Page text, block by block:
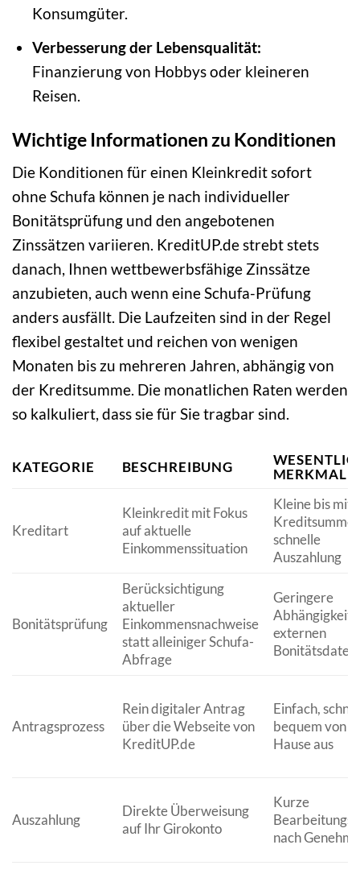
Konsumgüter.
Verbesserung der Lebensqualität:
Finanzierung von Hobbys oder kleineren
Reisen.
Wichtige Informationen zu Konditionen
Die Konditionen für einen Kleinkredit sofort
ohne Schufa können je nach individueller
Bonitätsprüfung und den angebotenen
Zinssätzen variieren. KreditUP.de strebt stets
danach, Ihnen wettbewerbsfähige Zinssätze
anzubieten, auch wenn eine Schufa-Prüfung
anders ausfällt. Die Laufzeiten sind in der Regel
flexibel gestaltet und reichen von wenigen
Monaten bis zu mehreren Jahren, abhängig von
der Kreditsumme. Die monatlichen Raten werden
so kalkuliert, dass sie für Sie tragbar sind.
KATEGORIE BESCHREIBUNG
MERKMALE
Kreditart
Kleinkredit mit Fokus
auf aktuelle
Einkommenssituation
Kleine bis
schnelle
Auszahlung
Bonitätsprüfung
Berücksichtigung
aktueller
Einkommensnachweise
statt alleiniger Schufa-
Abfrage
Geringere
Abhängigkeit
externen
Bonitätsdaten
Antragsprozess
Rein digitaler Antrag
über die Webseite von
KreditUP.de
Einfach,
bequem von
Hause aus
Auszahlung
Direkte Überweisung
auf Ihr Girokonto
Kurze
nach